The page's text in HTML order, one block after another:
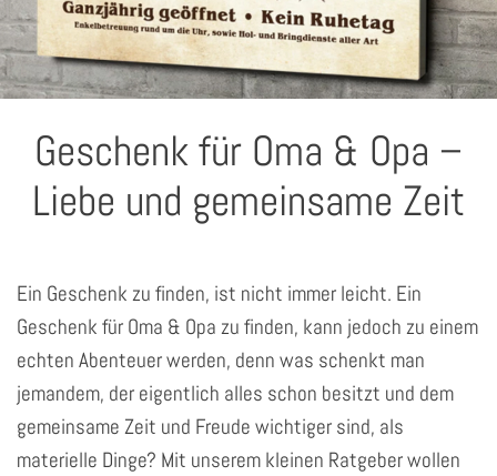
Geschenk für Oma & Opa –
Liebe und gemeinsame Zeit
Ein Geschenk zu finden, ist nicht immer leicht. Ein
Geschenk für Oma & Opa zu finden, kann jedoch zu einem
echten Abenteuer werden, denn was schenkt man
jemandem, der eigentlich alles schon besitzt und dem
gemeinsame Zeit und Freude wichtiger sind, als
materielle Dinge? Mit unserem kleinen Ratgeber wollen